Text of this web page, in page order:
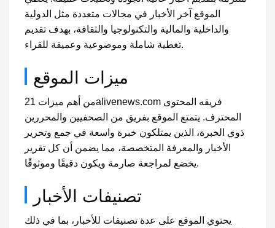
الموقع آخر الأخبار في مجالات متعددة مثل الدولية
والداخلية والمالية والتكنولوجيا والثقافة، بهدف تقديم
تغطية شاملة وموضوعية وعميقة للقراء.
ميزات الموقع
من أهم ميزات 21alivenews.com فريقه المحتوى
المحترف. يتمتع الموقع بفريق من الصحفيين والمحررين
ذوي الخبرة، الذين يمتلكون خبرة واسعة في جمع وتحرير
الأخبار والمعرفة المتخصصة، مما يضمن أن كل تقرير
يخضع لمراجعة صارمة ويكون دقيقًا وموثوقًا.
تصنيفات الأخبار
يحتوي الموقع على عدة تصنيفات للأخبار، بما في ذلك